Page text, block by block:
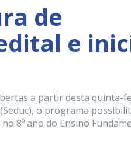
de
e
a partir desta quinta-
o programa
8º ano do Ensino